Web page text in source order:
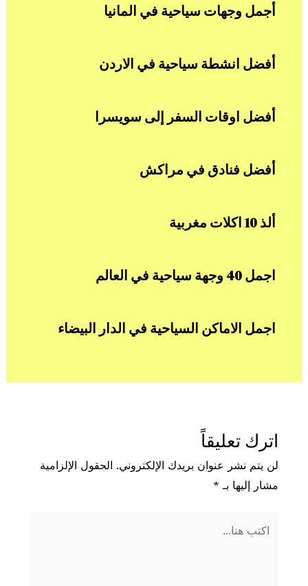
أجمل وجهات سياحية في المانيا
أفضل انشطة سياحية في الاردن
أفضل اوقات السفر إلى سويسرا
أفضل فنادق في مراكش
ألذ 10 اكلات مغربية
اجمل 40 وجهة سياحية في العالم
اجمل الاماكن السياحية في الدار البيضاء
اترك تعليقاً
لن يتم نشر عنوان بريدك الإلكتروني. الحقول الإلزامية
مشار إليها بـ *